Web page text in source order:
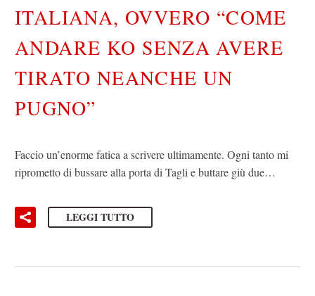
ITALIANA, OVVERO “COME
ANDARE KO SENZA AVERE
TIRATO NEANCHE UN
PUGNO”
Faccio un’enorme fatica a scrivere ultimamente. Ogni tanto mi
riprometto di bussare alla porta di Tagli e buttare giù due…
LEGGI TUTTO